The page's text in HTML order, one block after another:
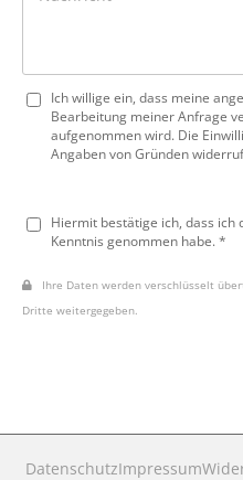
DatenschutzImpressum
Ich willige ein, dass meine
Bearbeitung meiner Anfrage
aufgenommen wird. Die
Angaben von Gründen
Hiermit bestätige ich, dass ich
Kenntnis genommen habe. *
Ihre Daten werden verschlüsselt
Dritte weitergegeben.